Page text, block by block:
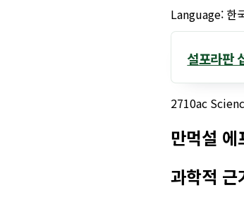
Language: 한
설포라판
2710ac
만먹설
과학적 근